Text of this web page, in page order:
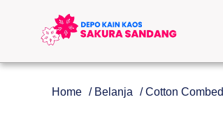
Home / Belanja /Cotton Combed